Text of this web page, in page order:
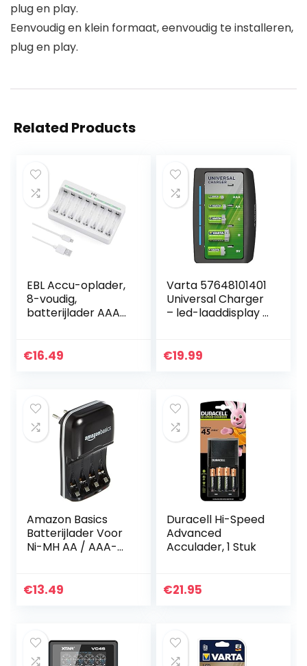
plug en play.
Eenvoudig en klein formaat, eenvoudig te installeren,
plug en play.
Related Products
EBL Accu-oplader,
8-voudig,
batterijlader AAA
input 5 V 2 A
€16.49
Varta 57648101401
Universal Charger
– led-laaddisplay –
VARTA design –
€19.99
Amazon Basics
Batterijlader Voor
Ni-MH AA / AAA-
€13.49
Duracell Hi-Speed
Advanced
Acculader, 1 Stuk
€21.95